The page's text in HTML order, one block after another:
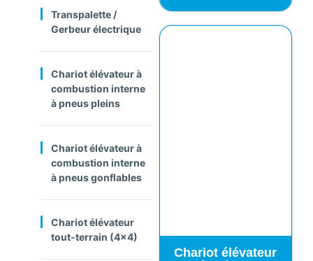
Transpalette /
Gerbeur électrique
Chariot élévateur à
combustion interne
à pneus pleins
Chariot élévateur à
combustion interne
à pneus gonflables
Chariot élévateur
tout-terrain (4x4)
Chariot élévateur